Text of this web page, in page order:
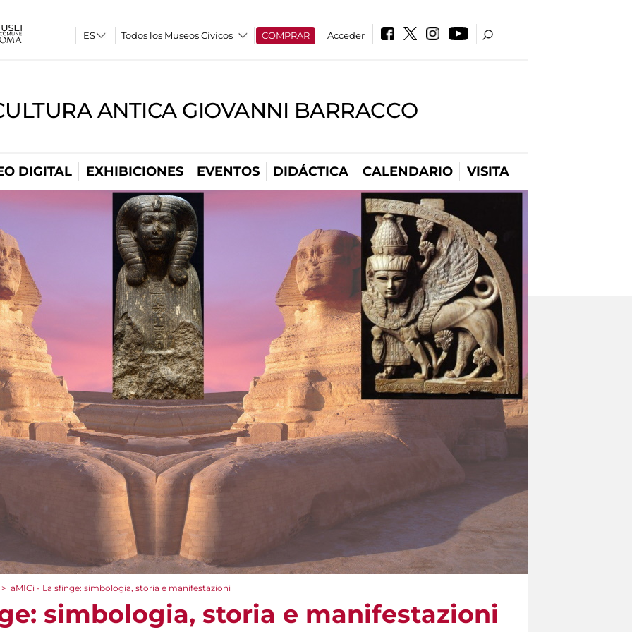
Todos los Museos Cívicos COMPRAR Acceder
ANTICA GIOVANNI BARRACCO
DIGITAL EXHIBICIONES EVENTOS DIDÁCTICA CALENDARIO VISITA
> aMICi - La sfinge: simbologia, storia e manifestazioni
simbologia, storia e manifestazioni